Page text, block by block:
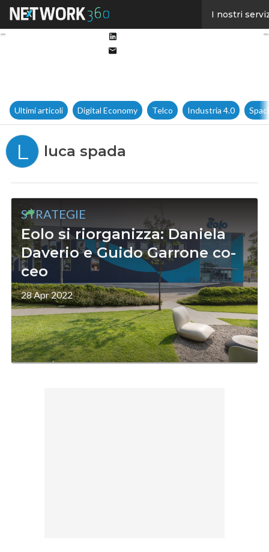
I nostri
Ultimi articoli Digital Economy Telco Industria 4.0
L luca spada
STRATEGIE
Eolo si riorganizza: Daniela
Daverio e Guido Garrone co-
ceo
28 Apr 2022